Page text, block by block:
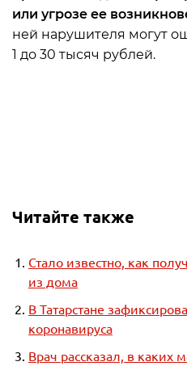
или угрозе ее
ней нарушителя могут
1 до 30 тысяч рублей.
Читайте также
Стало известно, как
из дома
В Татарстане
коронавируса
Врач рассказал, в каких